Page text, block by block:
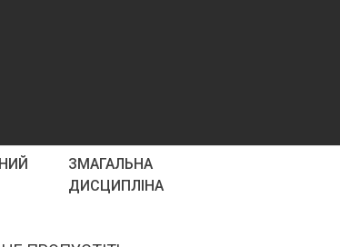
ЗМАГАЛЬНА
ДИСЦИПЛІНА